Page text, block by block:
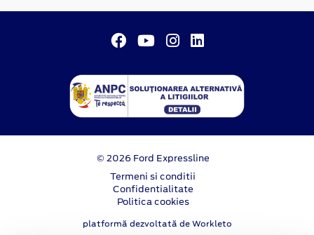
© 2026 Ford Expressline
Termeni si conditii
Confidentialitate
Politica cookies
platformă dezvoltată de Workleto